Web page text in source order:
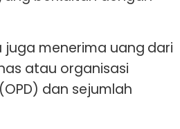
juga menerima uang dari
atau organisasi
dan sejumlah